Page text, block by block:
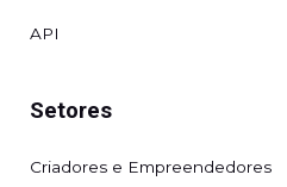
API
Setores
Criadores e Empreendedores